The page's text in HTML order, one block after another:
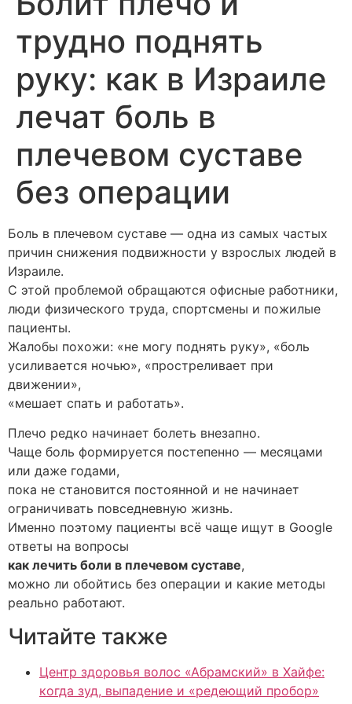
трудно поднять
руку: как в Израиле
лечат боль в
плечевом суставе
без операции
Боль в плечевом суставе — одна из самых частых
причин снижения подвижности у взрослых людей в
Израиле.
С этой проблемой обращаются офисные работники,
люди физического труда, спортсмены и пожилые
пациенты.
Жалобы похожи: «не могу поднять руку», «боль
усиливается ночью», «простреливает при
движении»,
«мешает спать и работать».
Плечо редко начинает болеть внезапно.
Чаще боль формируется постепенно — месяцами
или даже годами,
пока не становится постоянной и не начинает
ограничивать повседневную жизнь.
Именно поэтому пациенты всё чаще ищут в Google
ответы на вопросы
как лечить боли в плечевом суставе,
можно ли обойтись без операции и какие методы
реально работают.
Читайте также
Центр здоровья волос «Абрaмский» в Хайфе:
когда зуд, выпадение и «редеющий пробор»